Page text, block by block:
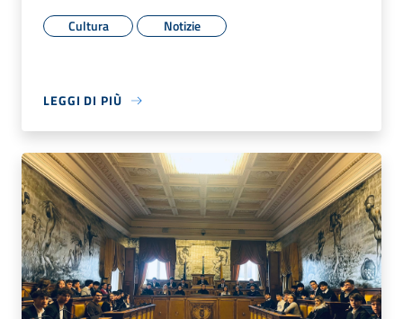
Cultura Notizie
LEGGI DI PIÙ